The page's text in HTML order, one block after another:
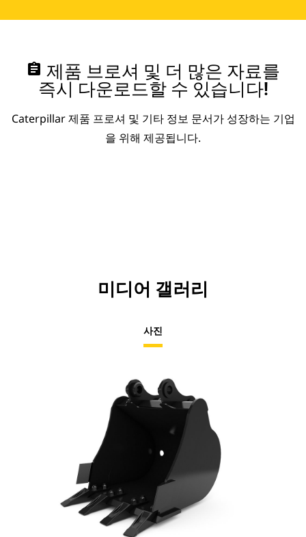
assignment 제품 브로셔 및 더 많은 자료를
즉시 다운로드할 수 있습니다!
Caterpillar 제품 프로셔 및 기타 정보 문서가 성장하는 기업
을 위해 제공됩니다.
미디어 갤러리
사진